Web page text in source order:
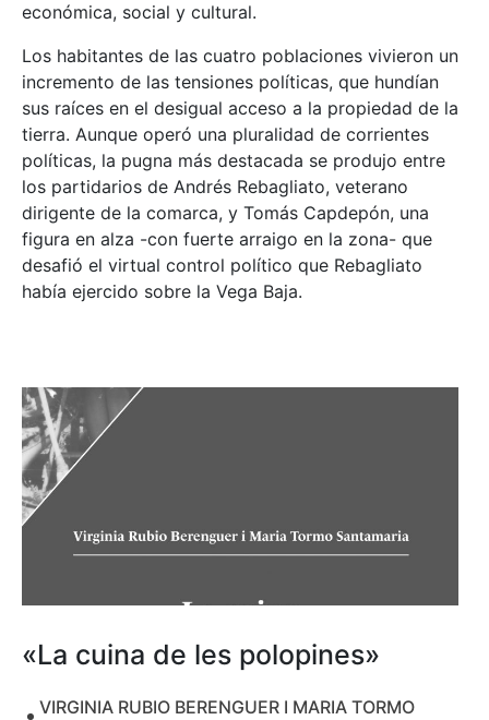
económica, social y cultural.
Los habitantes de las cuatro poblaciones vivieron un
incremento de las tensiones políticas, que hundían
sus raíces en el desigual acceso a la propiedad de la
tierra. Aunque operó una pluralidad de corrientes
políticas, la pugna más destacada se produjo entre
los partidarios de Andrés Rebagliato, veterano
dirigente de la comarca, y Tomás Capdepón, una
figura en alza -con fuerte arraigo en la zona- que
desafió el virtual control político que Rebagliato
había ejercido sobre la Vega Baja.
«La cuina de les polopines»
VIRGINIA RUBIO BERENGUER I MARIA TORMO